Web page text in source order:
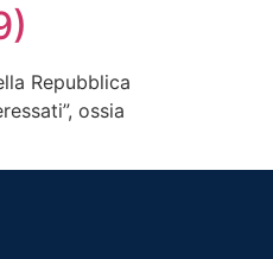
Repubblica
ossia